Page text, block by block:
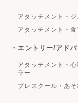
アタッチメント・ジ
アタッチメント・食
・エントリー/アド
アタッチメント・
ラー
プレスクール・あ